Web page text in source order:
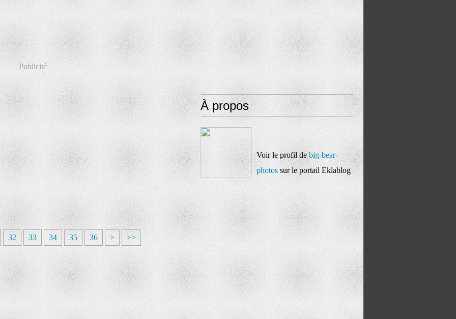
Publicité
32 33 34 35 36 > >>
À propos
Voir le profil debig-bear-
photossur le portail Eklablog